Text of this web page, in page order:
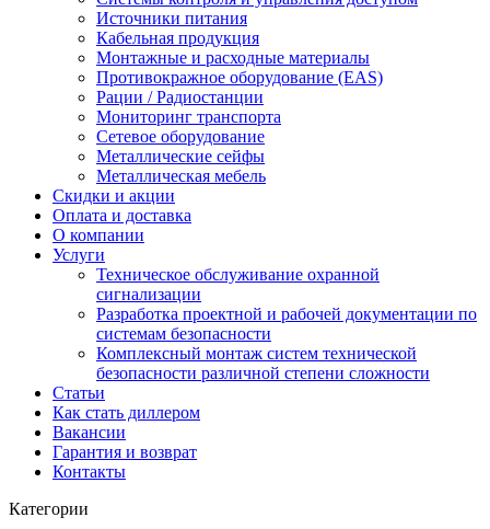
Источники питания
Кабельная продукция
Монтажные и расходные материалы
Противокражное оборудование (EAS)
Рации / Радиостанции
Мониторинг транспорта
Сетевое оборудование
Металлические сейфы
Металлическая мебель
Скидки и акции
Оплата и доставка
О компании
Услуги
Техническое обслуживание охранной
сигнализации
Разработка проектной и рабочей документации по
системам безопасности
Комплексный монтаж систем технической
безопасности различной степени сложности
Статьи
Как стать диллером
Вакансии
Гарантия и возврат
Контакты
Категории